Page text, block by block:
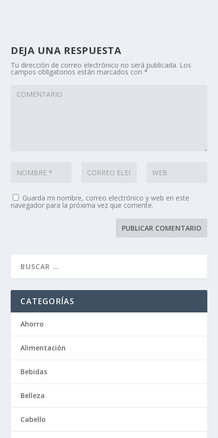
DEJA UNA RESPUESTA
Tu dirección de correo electrónico no será publicada. Los
campos obligatorios están marcados con*
Guarda mi nombre, correo electrónico y web en este
navegador para la próxima vez que comente.
CATEGORÍAS
Ahorro
Alimentación
Bebidas
Belleza
Cabello